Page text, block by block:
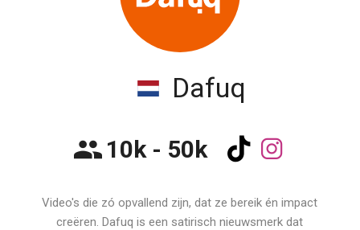
Dafuq
10k - 50k
Video's die zó opvallend zijn, dat ze bereik én impact
creëren. Dafuq is een satirisch nieuwsmerk dat